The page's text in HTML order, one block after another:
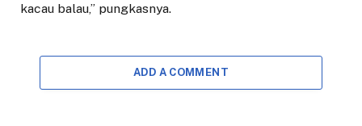
kacau balau,” pungkasnya.
ADD A COMMENT